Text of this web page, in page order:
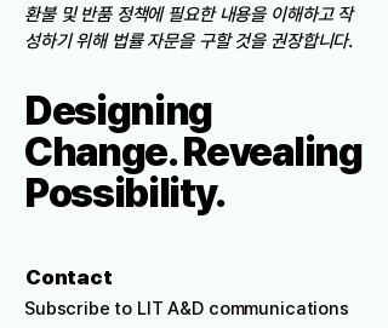
환불 및 반품 정책에 필요한 내용을 이해하고 작
성하기 위해 법률 자문을 구할 것을 권장합니다.
Designing
Change. Revealing
Possibility.
Contact
Subscribe to LIT A&D communications